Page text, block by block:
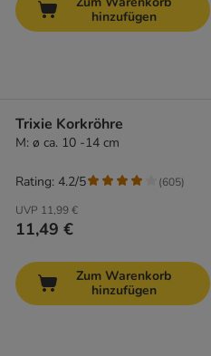
hinzufügen
Trixie Korkröhre
M: ø ca. 10 -14 cm
UVP 11,99 €
11,49 €
Rating: 4.2/5 (605)
Zum Warenkorb
hinzufügen